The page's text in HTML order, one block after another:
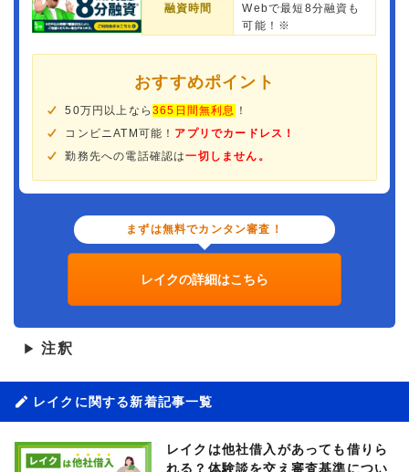
融資時間
Webで最短8分融資も
可能！※
おすすめポイント
50万円以上なら365日間無利息
！
コンビニATM可能！ アプリでカードレス！
勤務先への電話確認は一切しません。
まずは無料でカンタン審査！
レイクの詳細はこちら
▶ 注釈
レイクに関する新着記事一覧
レイクは他社借入があっても借りら
れる？体験談を交え審査基準につい